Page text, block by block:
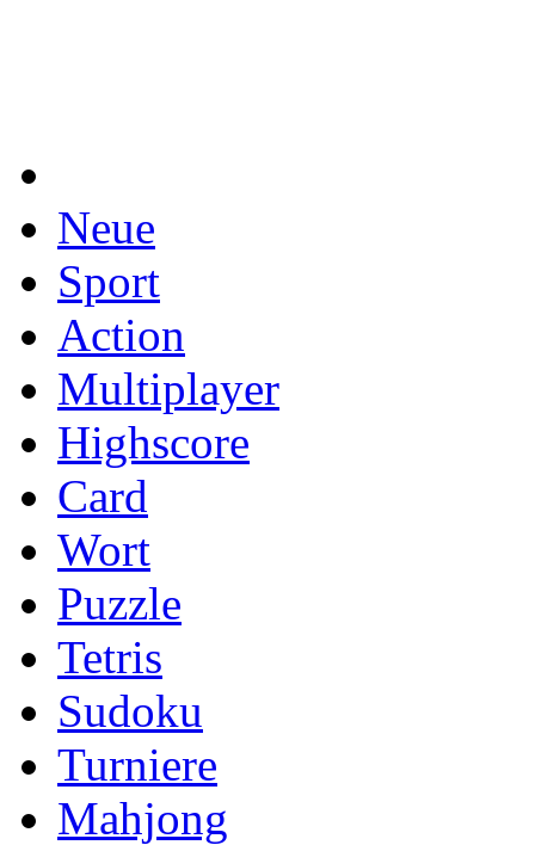
Neue
Sport
Action
Multiplayer
Highscore
Card
Wort
Puzzle
Tetris
Sudoku
Turniere
Mahjong